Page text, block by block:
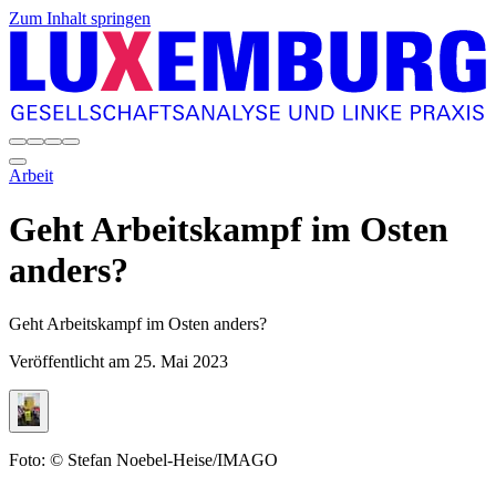
Zum Inhalt springen
Arbeit
Geht Arbeitskampf im Osten
anders?
Geht Arbeitskampf im Osten anders?
Veröffentlicht am 25. Mai 2023
Foto: © Stefan Noebel-Heise/IMAGO